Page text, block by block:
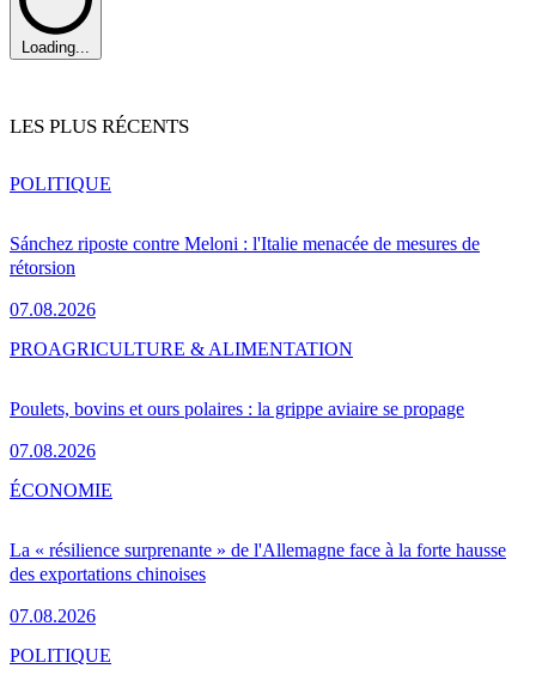
Loading...
LES PLUS RÉCENTS
Sánchez riposte contre Meloni : l'Italie menacée de mesures de
rétorsion
07.08.2026
POLITIQUE
Poulets, bovins et ours polaires : la grippe aviaire se propage
07.08.2026
PROAGRICULTURE & ALIMENTATION
La « résilience surprenante » de l'Allemagne face à la forte hausse
des exportations chinoises
07.08.2026
ÉCONOMIE
POLITIQUE